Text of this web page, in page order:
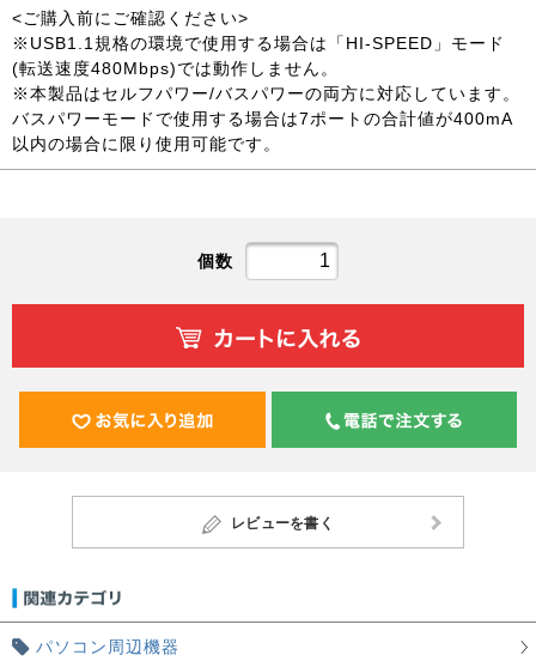
<ご購入前にご確認ください>
※USB1.1規格の環境で使用する場合は「HI-SPEED」モード
(転送速度480Mbps)では動作しません。
※本製品はセルフパワー/バスパワーの両方に対応しています。
バスパワーモードで使用する場合は7ポートの合計値が400mA
以内の場合に限り使用可能です。
個数
レビューを書く
パソコン周辺機器